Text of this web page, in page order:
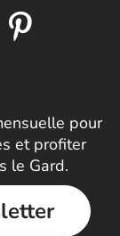
pour
et profiter
le Gard.